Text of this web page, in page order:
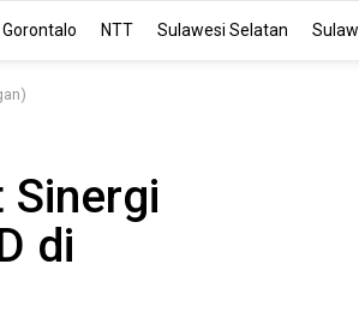
Gorontalo NTT Sulawesi Selatan
Sinergi
di